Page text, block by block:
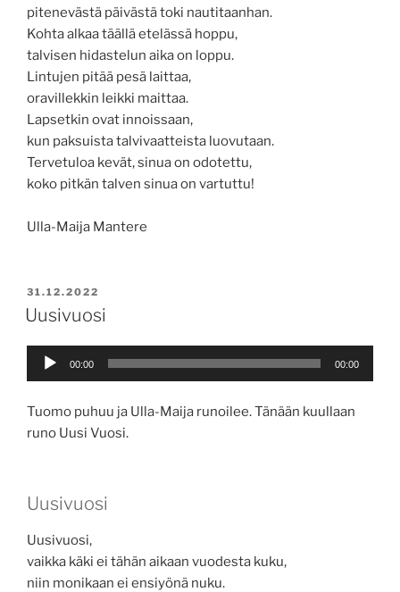
pitenevästä päivästä toki nautitaanhan.
Kohta alkaa täällä etelässä hoppu,
talvisen hidastelun aika on loppu.
Lintujen pitää pesä laittaa,
oravillekkin leikki maittaa.
Lapsetkin ovat innoissaan,
kun paksuista talvivaatteista luovutaan.
Tervetuloa kevät, sinua on odotettu,
koko pitkän talven sinua on vartuttu!
Ulla-Maija Mantere
JULKAISTU
31.12.2022
Uusivuosi
Äänitoistin
00:00 00:00
Tuomo puhuu ja Ulla-Maija runoilee. Tänään kuullaan
runo Uusi Vuosi.
Uusivuosi
Uusivuosi,
vaikka käki ei tähän aikaan vuodesta kuku,
niin monikaan ei ensiyönä nuku.